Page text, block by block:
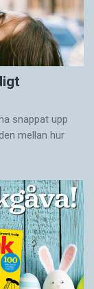
snappat upp
mellan hur